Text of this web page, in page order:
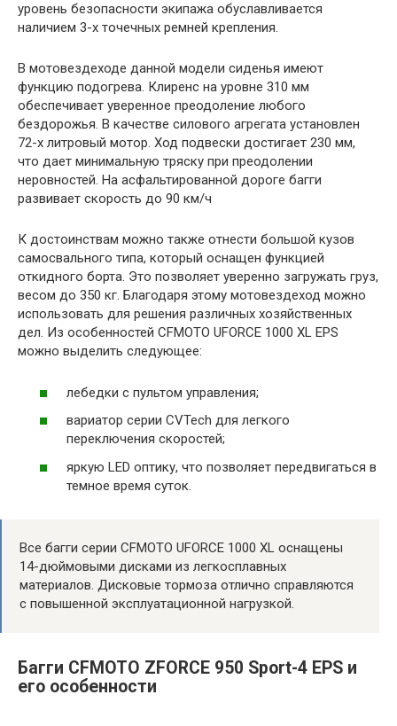
уровень безопасности экипажа обуславливается
наличием 3-х точечных ремней крепления.
В мотовездеходе данной модели сиденья имеют
функцию подогрева. Клиренс на уровне 310 мм
обеспечивает уверенное преодоление любого
бездорожья. В качестве силового агрегата установлен
72-х литровый мотор. Ход подвески достигает 230 мм,
что дает минимальную тряску при преодолении
неровностей. На асфальтированной дороге багги
развивает скорость до 90 км/ч
К достоинствам можно также отнести большой кузов
самосвального типа, который оснащен функцией
откидного борта. Это позволяет уверенно загружать груз,
весом до 350 кг. Благодаря этому мотовездеход можно
использовать для решения различных хозяйственных
дел. Из особенностей CFMOTO UFORCE 1000 XL EPS
можно выделить следующее:
лебедки с пультом управления;
вариатор серии CVTech для легкого
переключения скоростей;
яркую LED оптику, что позволяет передвигаться в
темное время суток.
Все багги серии CFMOTO UFORCE 1000 XL оснащены
14-дюймовыми дисками из легкосплавных
материалов. Дисковые тормоза отлично справляются
с повышенной эксплуатационной нагрузкой.
Багги CFMOTO ZFORCE 950 Sport-4 EPS и
его особенности